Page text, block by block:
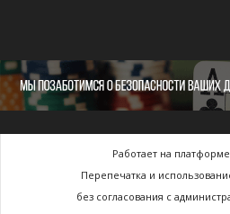
Работает на
Перепечатка и
без согласования с